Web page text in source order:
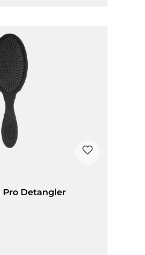
Pro Detangler